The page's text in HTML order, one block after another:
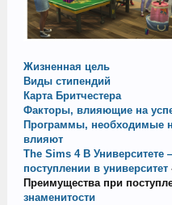
Жизненная цель
Виды стипендий
Карта Бритчестера
Факторы, влияющие на
Программы, необходимые
влияют
The Sims 4 В Университете
поступлении в университет
Преимущества при
знаменитости